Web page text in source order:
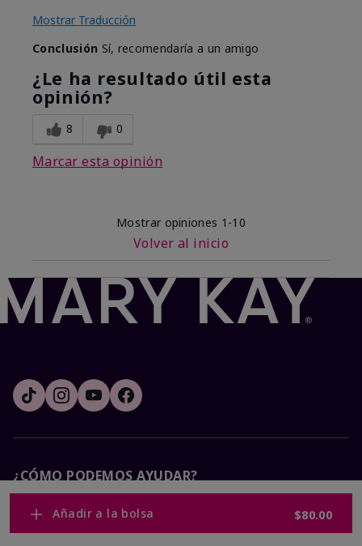
Añadir a la bolsa $80.00
Mostrar Traducción
Conclusión Sí, recomendaría a un amigo
¿Le ha resultado útil esta
opinión?
8 0
Marcar esta opinión
Mostrar opiniones 1-10
Volver al inicio
¿CÓMO PODEMOS AYUDAR?
Recibe e-mails